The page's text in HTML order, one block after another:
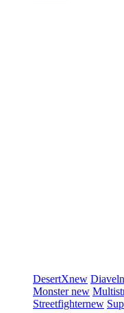
DesertXnew Diavel
Monsternew
Streetfighternew